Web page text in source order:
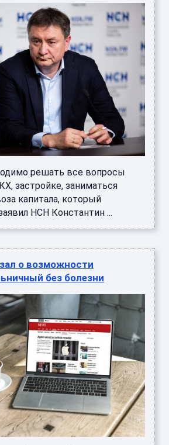
решать все вопросы
застройке, заниматься
капитала, который
НСН Константин ...
о возможности
без болезни